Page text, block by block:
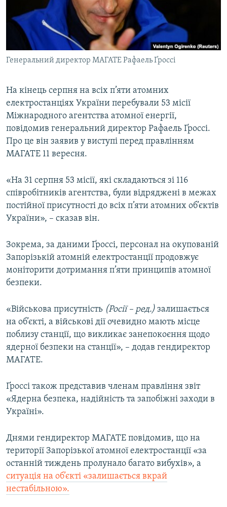
ВІДЕОУРОКИ «ELIFBE»
СВІДЧЕННЯ ОКУПАЦІЇ
УКРАЇНСЬКА ПРОБЛЕМА КРИМУ
ІНФОГРАФІКА
Русский
Qırımtatar
ДОЛУЧАЙСЯ!
Усі сайти RFE/RL
Генеральний директор МАГАТЕ Рафаель Ґроссі
На кінець серпня на всіх п’яти атомних
електростанціях України перебували 53 місії
Міжнародного агентства атомної енергії,
повідомив генеральний директор Рафаель Ґроссі.
Про це він заявив у виступі перед правлінням
МАГАТЕ 11 вересня.
«На 31 серпня 53 місії, які складаються зі 116
співробітників агентства, були відряджені в межах
постійної присутності до всіх п’яти атомних об’єктів
України», – сказав він.
Зокрема, за даними Ґроссі, персонал на окупованій
Запорізькій атомній електростанції продовжує
моніторити дотримання п’яти принципів атомної
безпеки.
«Військова присутність (Росії – ред.) залишається
на об’єкті, а військові дії очевидно мають місце
поблизу станції, що викликає занепокоєння щодо
ядерної безпеки на станції», – додав гендиректор
МАГАТЕ.
Ґроссі також представив членам правління звіт
«Ядерна безпека, надійність та запобіжні заходи в
Україні».
Днями гендиректор МАГАТЕ повідомив, що на
території Запорізької атомної електростанції «за
останній тиждень пролунало багато вибухів», а
ситуація на об’єкті «залишається вкрай
нестабільною».